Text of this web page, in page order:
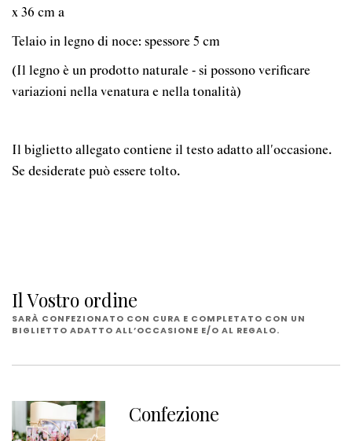
x 36 cm a
Telaio in legno di noce: spessore 5 cm
(Il legno è un prodotto naturale - si possono verificare
variazioni nella venatura e nella tonalità)
Il biglietto allegato contiene il testo adatto all'occasione.
Se desiderate può essere tolto.
Il Vostro ordine
SARÀ CONFEZIONATO CON CURA E COMPLETATO CON UN
BIGLIETTO ADATTO ALL’OCCASIONE E/O AL REGALO.
Confezione